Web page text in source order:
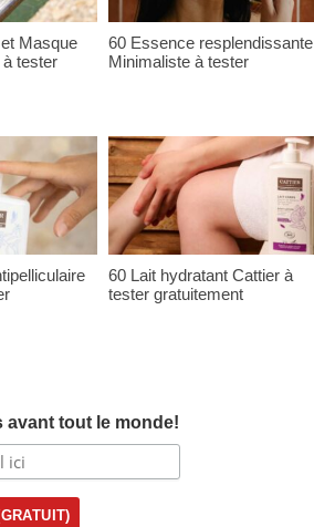
Masque
tester
60 Essence resplendissante
Minimaliste à tester
60 Lait hydratant Cattier à
tester gratuitement
avant tout le monde!